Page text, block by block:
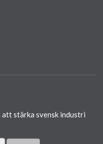
stärka svensk industri